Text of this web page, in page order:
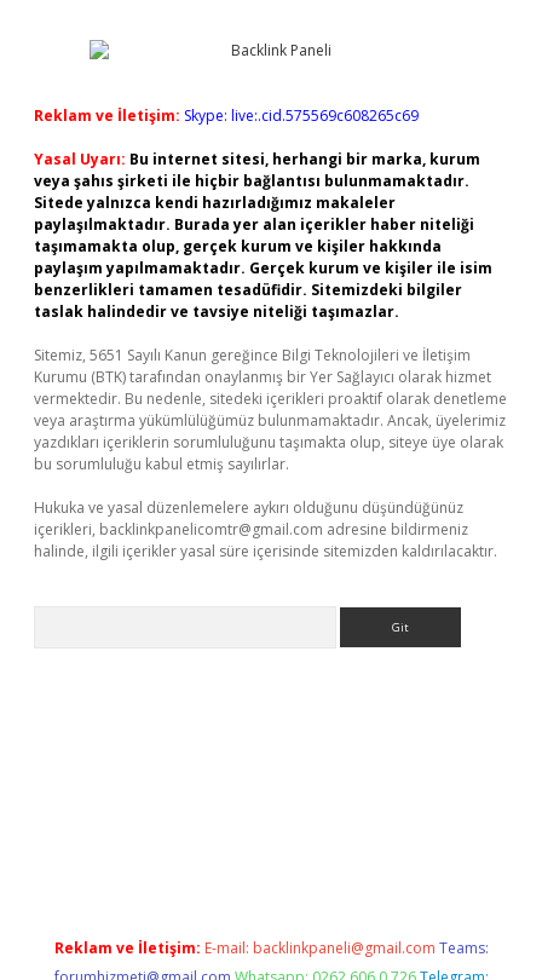
Reklam ve İletişim: Skype: live:.cid.575569c608265c69
Yasal Uyarı: Bu internet sitesi, herhangi bir marka, kurum
veya şahıs şirketi ile hiçbir bağlantısı bulunmamaktadır.
Sitede yalnızca kendi hazırladığımız makaleler
paylaşılmaktadır. Burada yer alan içerikler haber niteliği
taşımamakta olup, gerçek kurum ve kişiler hakkında
paylaşım yapılmamaktadır. Gerçek kurum ve kişiler ile isim
benzerlikleri tamamen tesadüfidir. Sitemizdeki bilgiler
taslak halindedir ve tavsiye niteliği taşımazlar.
Sitemiz, 5651 Sayılı Kanun gereğince Bilgi Teknolojileri ve İletişim
Kurumu (BTK) tarafından onaylanmış bir Yer Sağlayıcı olarak hizmet
vermektedir. Bu nedenle, sitedeki içerikleri proaktif olarak denetleme
veya araştırma yükümlülüğümüz bulunmamaktadır. Ancak, üyelerimiz
yazdıkları içeriklerin sorumluluğunu taşımakta olup, siteye üye olarak
bu sorumluluğu kabul etmiş sayılırlar.
Hukuka ve yasal düzenlemelere aykırı olduğunu düşündüğünüz
içerikleri, backlinkpanelicomtr@gmail.com adresine bildirmeniz
halinde, ilgili içerikler yasal süre içerisinde sitemizden kaldırılacaktır.
Reklam ve İletişim: E-mail: backlinkpaneli@gmail.com Teams: